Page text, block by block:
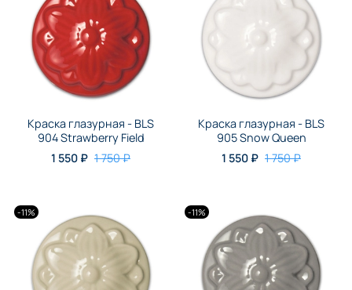
Краска глазурная - BLS
904 Strawberry Field
1 550 ₽ 1 750 ₽
Краска глазурная - BLS
905 Snow Queen
1 550 ₽ 1 750 ₽
-11% -11%